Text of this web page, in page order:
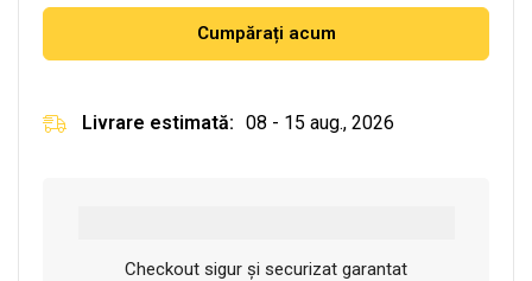
Cumpărați acum
Livrare estimată: 08 - 15 aug., 2026
Checkout sigur și securizat garantat